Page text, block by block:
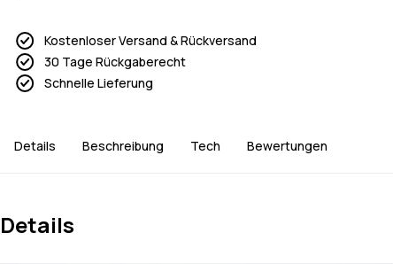
Kostenloser Versand & Rückversand
30 Tage Rückgaberecht
Schnelle Lieferung
Details Beschreibung Tech Bewertungen
Details